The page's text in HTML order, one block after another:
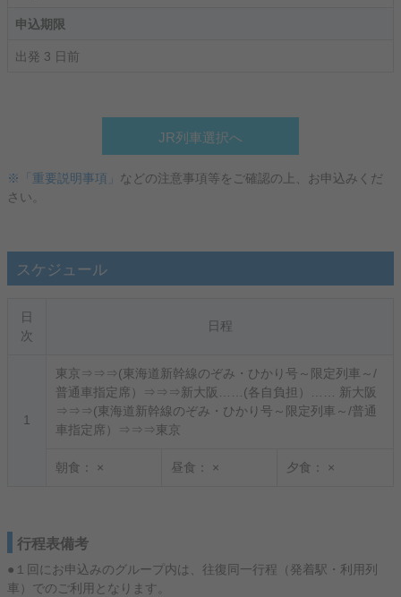
申込期限
出発 3 日前
JR列車選択へ
※「重要説明事項」 などの注意事項等をご確認の上、お申込みくだ
さい。
スケジュール
日
次
日程
1
東京⇒⇒⇒(東海道新幹線のぞみ・ひかり号～限定列車～/
普通車指定席）⇒⇒⇒新大阪……(各自負担）…… 新大阪
⇒⇒⇒(東海道新幹線のぞみ・ひかり号～限定列車～/普通
車指定席）⇒⇒⇒東京
朝食： × 昼食： × 夕食： ×
行程表備考
●１回にお申込みのグループ内は、往復同一行程（発着駅・利用列
車）でのご利用となります。